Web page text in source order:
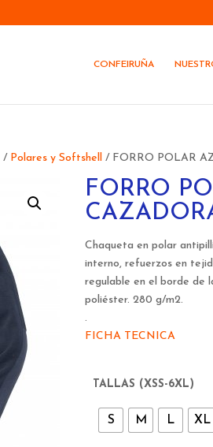
CONFEIRUÑA
/ Polares y Softshell / FORRO POLAR
FORRO
Chaqueta en polar
interno, refuerzos en
regulable en el borde de
poliéster. 280 g/m2.
.
FICHA TECNICA
TALLAS (XSS-6XL)
S M L XL